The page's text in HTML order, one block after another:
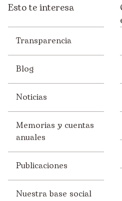
Esto te interesa
Transparencia
Blog
Noticias
Memorias y cuentas
anuales
Publicaciones
Nuestra base social